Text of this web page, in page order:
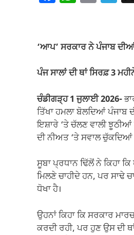
e
o
o
k
s
p
p
gr
m
‘ਆਪ’ ਸਰਕਾਰ ਨੇ ਪੰਜਾਬ ਦੀਆਂ
ਪੰਜ ਸਾਲਾਂ ਦੀ ਥਾਂ ਸਿਰਫ਼ 3
ਚੰਡੀਗੜ੍ਹ 1 ਜੁਲਾਈ 2026-
ਤਿੱਖਾ ਹਮਲਾ ਬੋਲਦਿਆਂ ਪੰਜਾਬ
ਇਸ਼ਾਰੇ ‘ਤੇ ਚੱਲਣ ਵਾਲੀ
ਦੀ ਨੀਅਤ ‘ਤੇ ਸਵਾਲ ਚੁੱਕਦਿਆਂ
ਸੂਬਾ ਪ੍ਰਧਾਨ ਢਿੱਲੋਂ ਨੇ ਕਿਹਾ
ਮਿਲਣੇ ਚਾਹੀਦੇ ਹਨ, ਪਰ ਸਾਢੇ
ਧੋਖਾ ਹੈ।
ਉਹਨਾਂ ਕਿਹਾ ਕਿ ਸਰਕਾਰ
ਕਰਦੀ ਰਹੀ, ਪਰ ਹੁਣ ਉਸ ਦੀ